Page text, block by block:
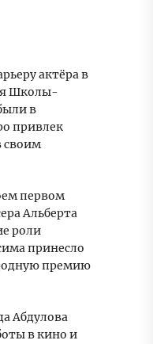
актёра в
Школы-
в
привлек
своим
первом
Альберта
роли
принесло
премию
Абдулова
в кино и